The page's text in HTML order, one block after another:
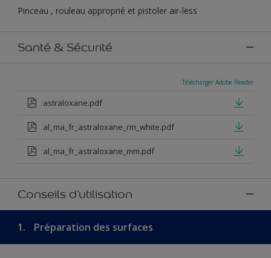
Pinceau , rouleau approprié et pistoler air-less
Santé & Sécurité
Télécharger Adobe Reader
astraloxane.pdf
al_ma_fr_astraloxane_rm_white.pdf
al_ma_fr_astraloxane_mm.pdf
Conseils d’utilisation
1. Préparation des surfaces